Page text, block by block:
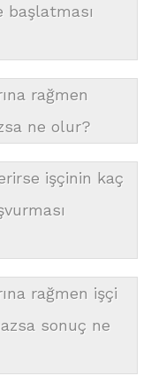
başlatması
rağmen
ne olur?
işçinin kaç
rağmen işçi
sonuç ne